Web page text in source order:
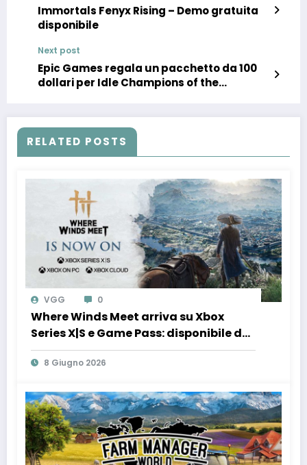
Immortals Fenyx Rising – Demo gratuita
disponibile
Next post
Epic Games regala un pacchetto da 100
dollari per Idle Champions of the
RELATED POSTS
VGG 0
Where Winds Meet arriva su Xbox
Series X|S e Game Pass: disponibile da
oggi insieme al reveal della nuova
espansione Hidden Mountain
8 Giugno 2026